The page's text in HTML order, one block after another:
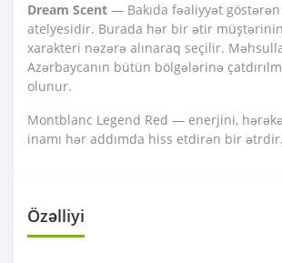
Dream Scent — Bakıda fəaliyyət
atelyesidir. Burada hər bir ətir
xarakteri nəzərə alınaraq seçilir.
Azərbaycanın bütün bölgələrinə
olunur.
Montblanc Legend Red — enerjini,
inamı hər addımda hiss etdirən bir ətrdir.
Özəlliyi